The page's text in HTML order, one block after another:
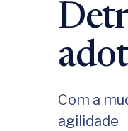
Com a
agilidade